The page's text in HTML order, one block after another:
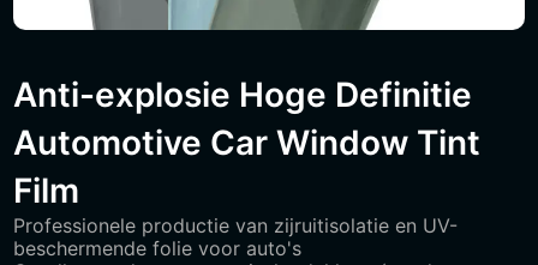
Anti-explosie Hoge Definitie
Automotive Car Window Tint
Film
Professionele productie van zijruitisolatie en UV-
beschermende folie voor auto's